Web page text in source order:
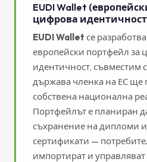
EUDI Wallet
цифрова
EUDI Wallet се
европейски портфейл за
идентичност, съвместим
държава членка на ЕС ще
собствена национална
Портфейлът е планиран
съхранение на дипломи
сертификати —
импортират и